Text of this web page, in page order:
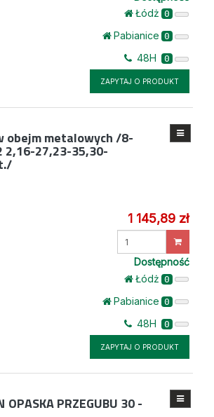
Łódż 0
Pabianice 0
48H 0
ZAPYTAJ O PRODUKT
obejm metalowych /8-
2,16-27,23-35,30-
1 145,89 zł
Wprowadź
ilość
Dostępność
Łódż 0
Pabianice 0
48H 0
ZAPYTAJ O PRODUKT
OPASKA PRZEGUBU 30 -